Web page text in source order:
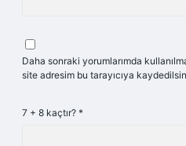
Daha sonraki yorumlarımda
site adresim bu tarayıcıya
7 + 8 kaçtır? *